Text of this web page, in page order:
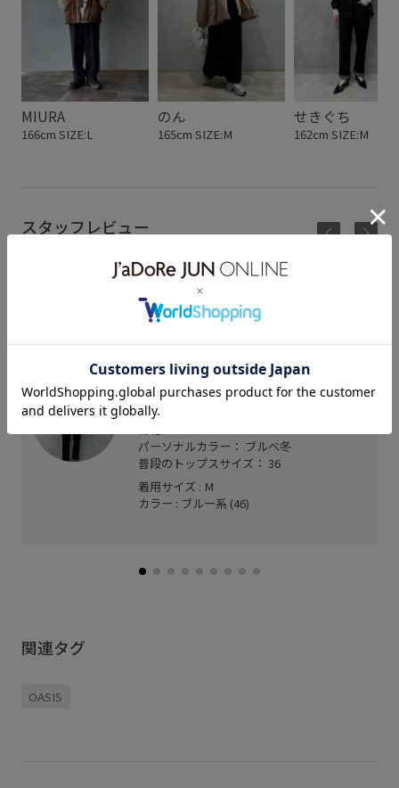
MIURA
166cm SIZE:L
のん
165cm SIZE:M
せきぐち
162cm SIZE:M
スタッフレビュー
身長162cmでMサイズ着用。身幅が細身のシルエッ
トなのでメンズのアイテムですが大きさはそんなに
気にならなかったです。着丈は少し長めでお尻にか
かるくらいでした。
渋谷PARCO
せきぐち (162cm)
パーソナルカラー： ブルべ冬
普段のトップスサイズ： 36
着用サイズ : M
カラー : ブルー系 (46)
関連タグ
OASIS